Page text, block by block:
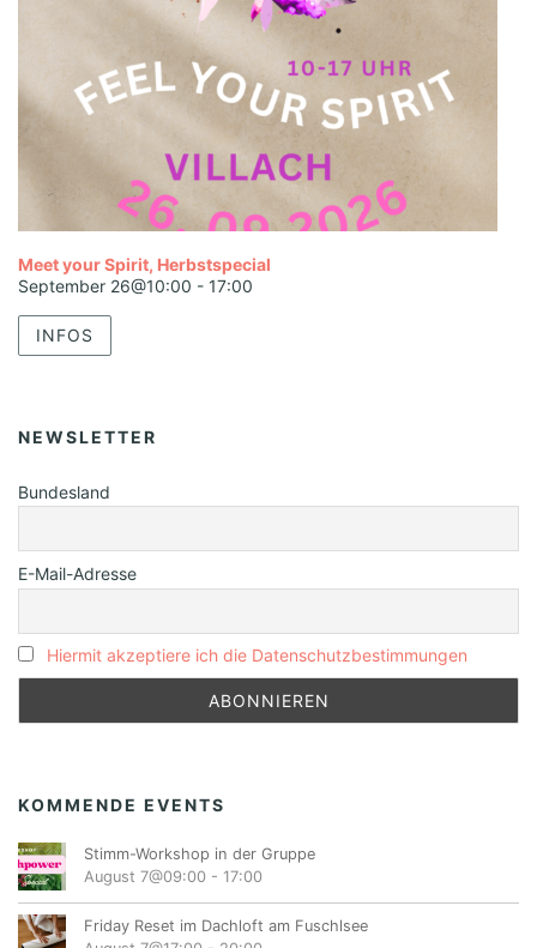
Meet your Spirit, Herbstspecial
September 26@10:00 - 17:00
INFOS
NEWSLETTER
Bundesland
E-Mail-Adresse
Hiermit akzeptiere ich die Datenschutzbestimmungen
KOMMENDE EVENTS
Stimm-Workshop in der Gruppe
August 7@09:00 - 17:00
Friday Reset im Dachloft am Fuschlsee